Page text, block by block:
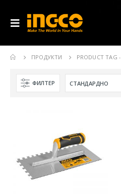
ПРОДУКТИ PRODUCT TAG -
ФИЛТЕР